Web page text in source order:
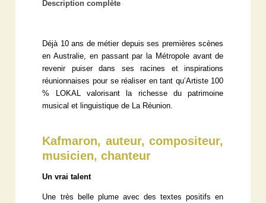
Description complète
Déjà 10 ans de métier depuis ses premières scènes
en Australie, en passant par la Métropole avant de
revenir puiser dans ses racines et inspirations
réunionnaises pour se réaliser en tant qu’Artiste 100
% LOKAL valorisant la richesse du patrimoine
musical et linguistique de La Réunion.
Kafmaron, auteur, compositeur,
musicien, chanteur
Un vrai talent
Une très belle plume avec des textes positifs en